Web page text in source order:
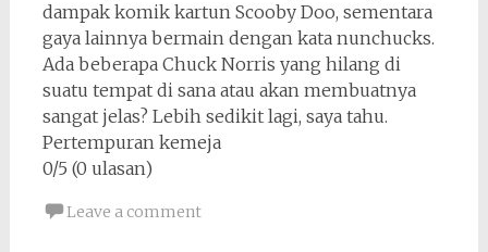
dampak komik kartun Scooby Doo, sementara
gaya lainnya bermain dengan kata nunchucks.
Ada beberapa Chuck Norris yang hilang di
suatu tempat di sana atau akan membuatnya
sangat jelas? Lebih sedikit lagi, saya tahu.
Pertempuran kemeja
0/5 (0 ulasan)
Leave a comment